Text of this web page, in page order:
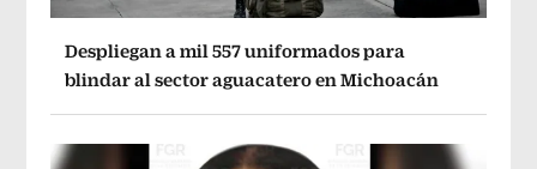
Despliegan a mil 557 uniformados para
blindar al sector aguacatero en Michoacán